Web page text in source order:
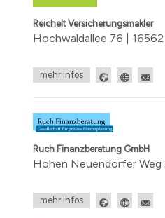
Reichelt Versicherungsmakler
Hochwaldallee 76 |
mehr Infos
Ruch Finanzberatung GmbH
Hohen Neuendorfer
mehr Infos